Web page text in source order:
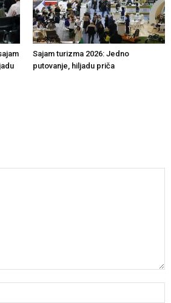
Sajam turizma 2026: Jedno
putovanje, hiljadu priča